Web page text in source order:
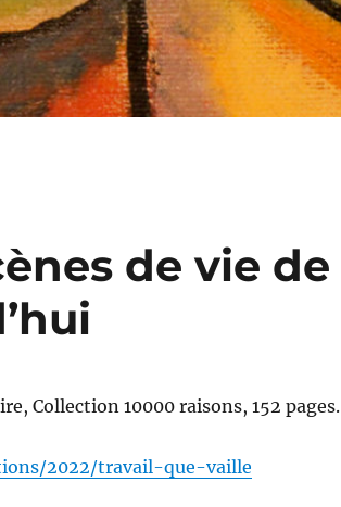
de vie de
Collection 10000 raisons, 152 pages.
2022/travail-que-vaille